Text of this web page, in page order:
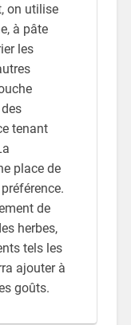
on utilise
à pâte
les
tenant
place de
de
herbes,
tels les
ajouter à
goûts.